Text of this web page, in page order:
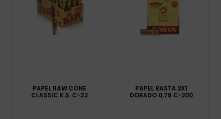
PAPEL RAW CONE
CLASSIC K.S. C-32
PAPEL RASTA 2X1
DORADO 0,78 C-200